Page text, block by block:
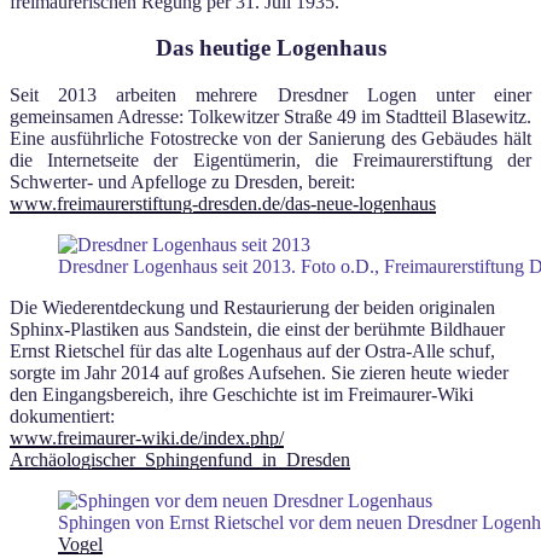
Das heutige Logenhaus
Seit 2013 arbeiten mehrere Dresdner Logen unter einer
gemeinsamen Adresse: Tolkewitzer Straße 49 im Stadtteil Blasewitz.
Eine ausführliche Fotostrecke von der Sanierung des Gebäudes hält
die Internetseite der Eigentümerin, die Freimaurerstiftung der
Schwerter- und Apfelloge zu Dresden, bereit:
www.freimaurerstiftung-dresden.de/das-neue-logenhaus
Dresdner Logenhaus seit 2013. Foto o.D., Freimaurerstiftung
Die Wiederentdeckung und Restaurierung der beiden originalen
Sphinx-Plastiken aus Sandstein, die einst der berühmte Bildhauer
Ernst Rietschel für das alte Logenhaus auf der Ostra-Alle schuf,
sorgte im Jahr 2014 auf großes Aufsehen. Sie zieren heute wieder
den Eingangsbereich, ihre Geschichte ist im Freimaurer-Wiki
dokumentiert:
www.freimaurer-wiki.de/index.php/
Archäologischer_Sphingenfund_in_Dresden
Sphingen von Ernst Rietschel vor dem neuen Dresdner
Vogel